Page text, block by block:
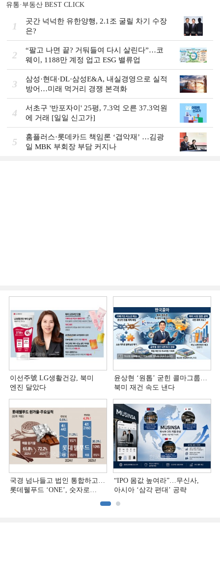
유통·부동산 BEST CLICK
1
곳간 넉넉한 유한양행, 2.1조 굴릴 차기 수장
은?
2
“팔고 나면 끝? 거둬들여 다시 살린다”…코
웨이, 1188만 계정 업고 ESG 밸류업
3
삼성·현대·DL·삼성E&A, 내실경영으로 실적
방어…미래 먹거리 경쟁 본격화
4
서초구 '반포자이' 25평, 7.3억 오른 37.3억원
에 거래 [일일 신고가]
5
홈플러스·롯데카드 책임론 ‘겹악재’ …김광
일 MBK 부회장 부담 커지나
이선주號 LG생활건강, 북미
엔진 달았다
윤상현 ‘원톱ʼ 굳힌 콜마그룹…
북미 재건 속도 낸다
국경 넘나들고 법인 통합하고…
롯데웰푸드 ‘ONE’, 숫자로
“IPO 몸값 높여라”…무신사,
아시아 ‘삼각 편대’ 공략